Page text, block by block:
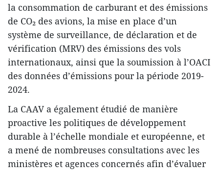
la consommation de carburant et des émissions
de CO₂ des avions, la mise en place d’un
système de surveillance, de déclaration et de
vérification (MRV) des émissions des vols
internationaux, ainsi que la soumission à l’OACI
des données d’émissions pour la période 2019-
2024.
La CAAV a également étudié de manière
proactive les politiques de développement
durable à l’échelle mondiale et européenne, et
a mené de nombreuses consultations avec les
ministères et agences concernés afin d’évaluer